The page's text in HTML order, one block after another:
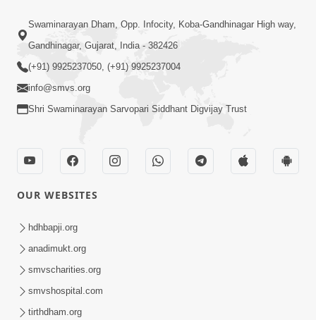
Swaminarayan Dham, Opp. Infocity, Koba-Gandhinagar High way,
Gandhinagar, Gujarat, India - 382426
(+91) 9925237050, (+91) 9925237004
info@smvs.org
Shri Swaminarayan Sarvopari Siddhant Digvijay Trust
OUR WEBSITES
hdhbapji.org
anadimukt.org
smvscharities.org
smvshospital.com
tirthdham.org